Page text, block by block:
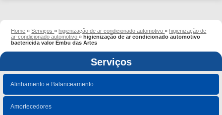
Home »Serviços»higienização de ar condicionado automotivo»higienização de
ar-condicionado automotivo»higienização de ar condicionado automotivo
bactericida valor Embu das Artes
Serviços
Alinhamento e Balanceamento
Amortecedores